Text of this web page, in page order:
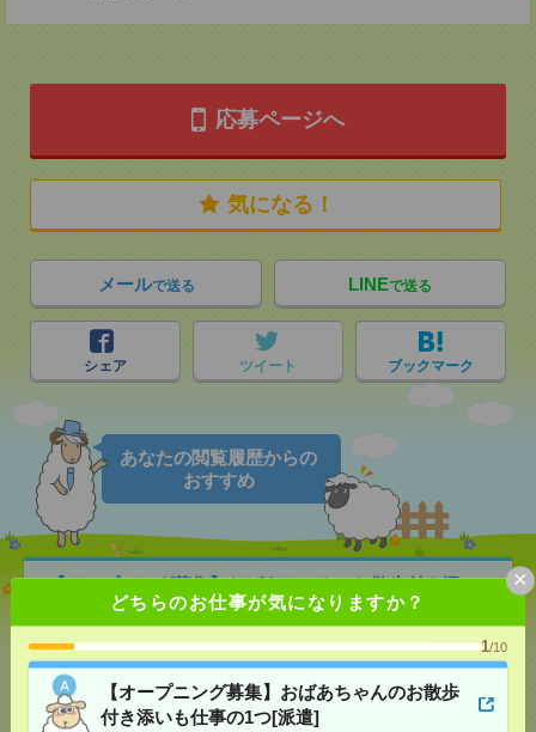
どちらのお仕事が気になりますか？
1/10
【オープニング募集】おばあちゃんのお散歩
付き添いも仕事の1つ[派遣]
×
応募ページへ
気になる！
メールで送る LINEで送る
シェア ツイート ブックマーク
あなたの閲覧履歴からの
おすすめ
【オープニング募集】おばあちゃんのお散歩付き添
いも仕事の1つ[派遣]
[給 与]無資格未経験：時給1500円～ ■週払い
OK ■扶養内OK ■日収1万2000円以上
[交通費]
交通費全額支給
[勤務地] 桜木町駅/石川町駅/日ノ出町駅/…
気になる！